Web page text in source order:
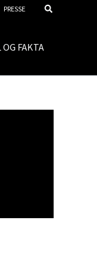
PRESSE
OG FAKTA